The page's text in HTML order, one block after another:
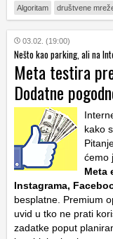
Algoritam društvene
03.02. (19:00)
Nešto kao parking, ali na
Meta testira
Dodatne
kako
ćemo
Meta
Instagrama,
besplatne. Premium
uvid u tko ne prati
zadatke poput